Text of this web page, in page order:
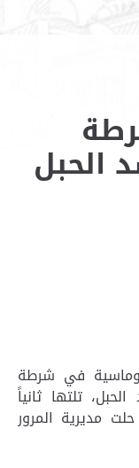
الحبل
في شرطة
تلتها ثانياً
مديرية المرور